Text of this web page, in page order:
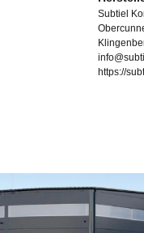
Subtiel
https://